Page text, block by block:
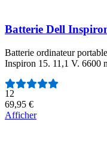
Batterie Dell
Batterie ordinateur
Inspiron 15. 11,1 V. 6600
Nombre d'avis :
12
69,95 €
Afficher